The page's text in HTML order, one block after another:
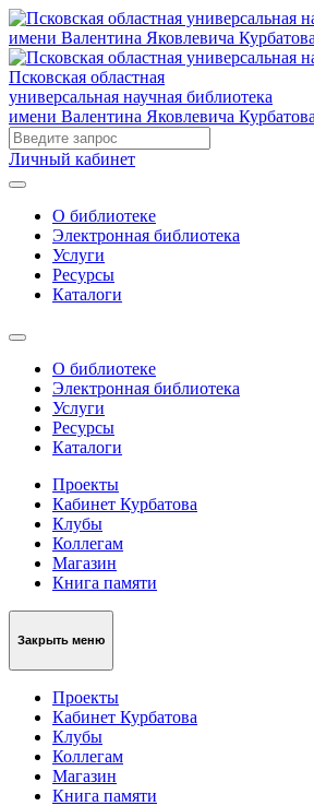
Псковская областная
универсальная научная библиотека
имени Валентина Яковлевича Курбатова
Личный кабинет
О библиотеке
Электронная библиотека
Услуги
Ресурсы
Каталоги
О библиотеке
Электронная библиотека
Услуги
Ресурсы
Каталоги
Проекты
Кабинет Курбатова
Клубы
Коллегам
Магазин
Книга памяти
Закрыть меню
Проекты
Кабинет Курбатова
Клубы
Коллегам
Магазин
Книга памяти